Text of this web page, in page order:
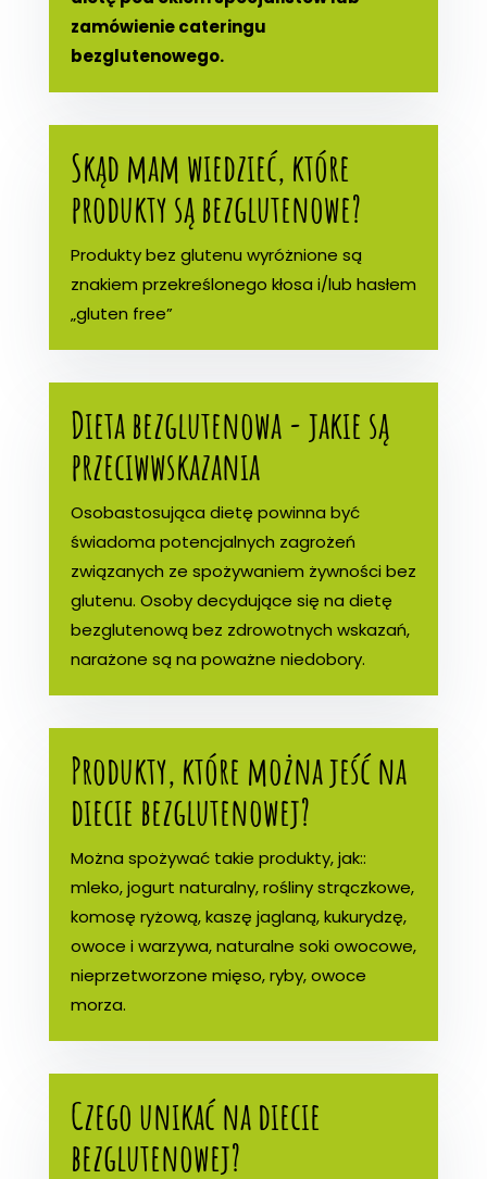
zamówienie cateringu
bezglutenowego.
Skąd mam wiedzieć, które
produkty są bezglutenowe?
Produkty bez glutenu wyróżnione są
znakiem przekreślonego kłosa i/lub hasłem
„gluten free”
Dieta bezglutenowa - jakie są
przeciwwskazania
Osobastosująca dietę powinna być
świadoma potencjalnych zagrożeń
związanych ze spożywaniem żywności bez
glutenu. Osoby decydujące się na dietę
bezglutenową bez zdrowotnych wskazań,
narażone są na poważne niedobory.
Produkty, które można jeść na
diecie bezglutenowej?
Można spożywać takie produkty, jak::
mleko, jogurt naturalny, rośliny strączkowe,
komosę ryżową, kaszę jaglaną, kukurydzę,
owoce i warzywa, naturalne soki owocowe,
nieprzetworzone mięso, ryby, owoce
morza.
Czego unikać na diecie
bezglutenowej?